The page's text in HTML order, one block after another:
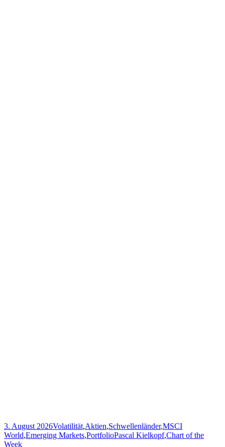
3. August 2026Volatilität,Aktien,Schwellenländer,MSCI
World,Emerging Markets,PortfolioPascal Kielkopf,Chart of the
Week